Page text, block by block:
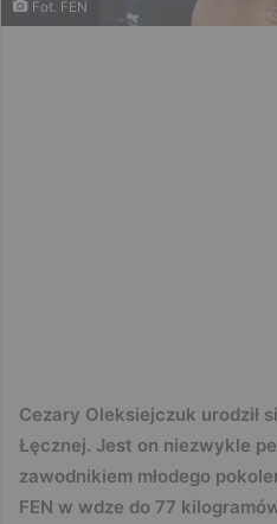
Fot. FEN
Cezary Oleksiejczuk urodził
Łęcznej. Jest on niezwykle
zawodnikiem młodego
FEN w wdze do 77